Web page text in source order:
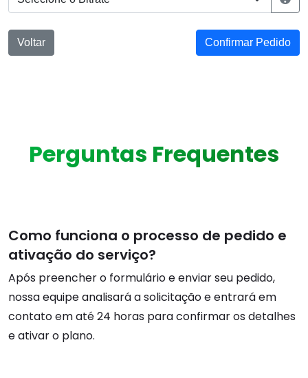
Voltar Confirmar Pedido
Perguntas Frequentes
Como funciona o processo de pedido e
ativação do serviço?
Após preencher o formulário e enviar seu pedido,
nossa equipe analisará a solicitação e entrará em
contato em até 24 horas para confirmar os detalhes
e ativar o plano.